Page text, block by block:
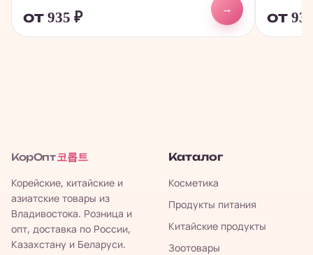
от 935 ₽
→
от
КорОпт 코롭트
Корейские, китайские и
азиатские товары из
Владивостока. Розница и
опт, доставка по России,
Казахстану и Беларуси.
Каталог
Косметика
Продукты питания
Китайские продукты
Зоотовары